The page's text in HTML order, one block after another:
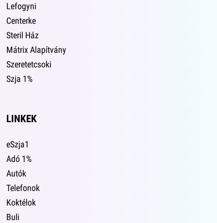
Lefogyni
Centerke
Steril Ház
Mátrix Alapítvány
Szeretetcsoki
Szja 1%
LINKEK
eSzja1
Adó 1%
Autók
Telefonok
Koktélok
Buli